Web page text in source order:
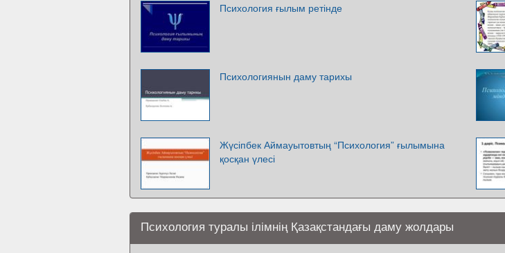
Психология ғылым ретінде
Психологиянын даму тарихы
Жүсіпбек Аймауытовтың “Психология” ғылымына
қосқан үлесі
Психология туралы ілімнің Қазақстандағы даму жолдары